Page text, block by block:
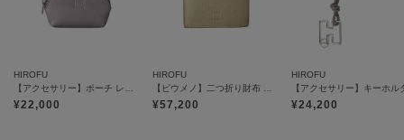
◆お届け予定について
工場の生産の都合上、お届け予定が変更になる場合がございます。
◆商品画像・商品情報について
実際の商品と仕様、加工、サイズ、素材等が若干異なる場合がございます。
HIROFU
【アクセサリー】ポーチ レザー コンパクト 本革（商品番号：P25-50210）
¥22,000
HIROFU
【ピウメノ】二つ折り財布 レザー コンパクトウォレット 本革（商品番号：P25-65405）
¥57,200
HIROFU
¥24,200